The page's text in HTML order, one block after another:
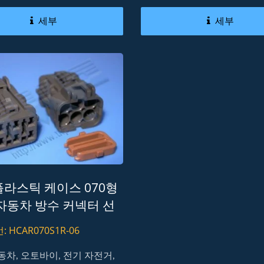
세부 세부
라스틱 케이스 070형
동차 방수 커넥터 선
결 커넥터 납 없음
HCAR070S1R-06
차, 오토바이, 전기 자전거,